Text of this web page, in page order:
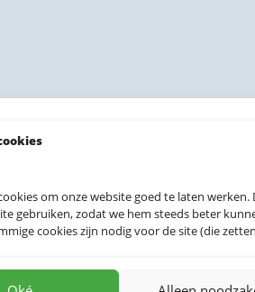
om onze website goed te laten
gebruiken, zodat we hem steeds beter
cookies zijn nodig voor de site (die
prints